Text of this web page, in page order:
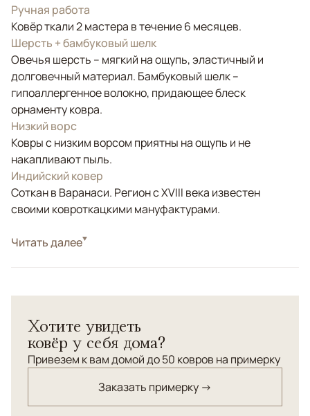
Ручная работа
Ковёр ткали 2 мастера в течение 6 месяцев.
Шерсть + бамбуковый шелк
Овечья шерсть – мягкий на ощупь, эластичный и
долговечный материал. Бамбуковый шелк –
гипоаллергенное волокно, придающее блеск
орнаменту ковра.
Низкий ворс
Ковры с низким ворсом приятны на ощупь и не
накапливают пыль.
Индийский ковер
Соткан в Варанаси. Регион с XVIII века известен
своими ковроткацкими мануфактурами.
СтильСовременные
Читать далее
Хотите увидеть
ковёр у себя дома?
Привезем к вам домой до 50 ковров на примерку
Заказать примерку →